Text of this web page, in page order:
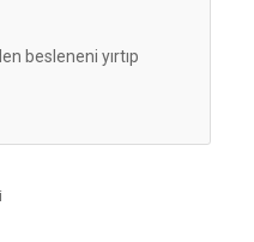
besleneni yırtıp